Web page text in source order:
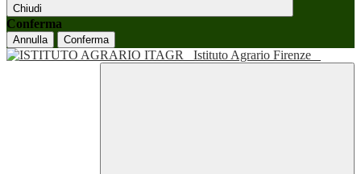
Chiudi
Conferma
Annulla Conferma
Istituto Agrario Firenze